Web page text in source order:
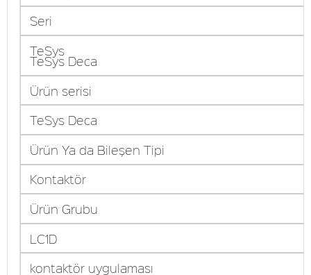
Seri
TeSys
TeSys Deca
Ürün serisi
TeSys Deca
Ürün Ya da Bileşen Tipi
Kontaktör
Ürün Grubu
LC1D
kontaktör uygulaması